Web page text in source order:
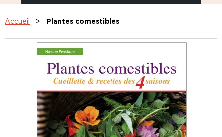
Accueil Plantes comestibles